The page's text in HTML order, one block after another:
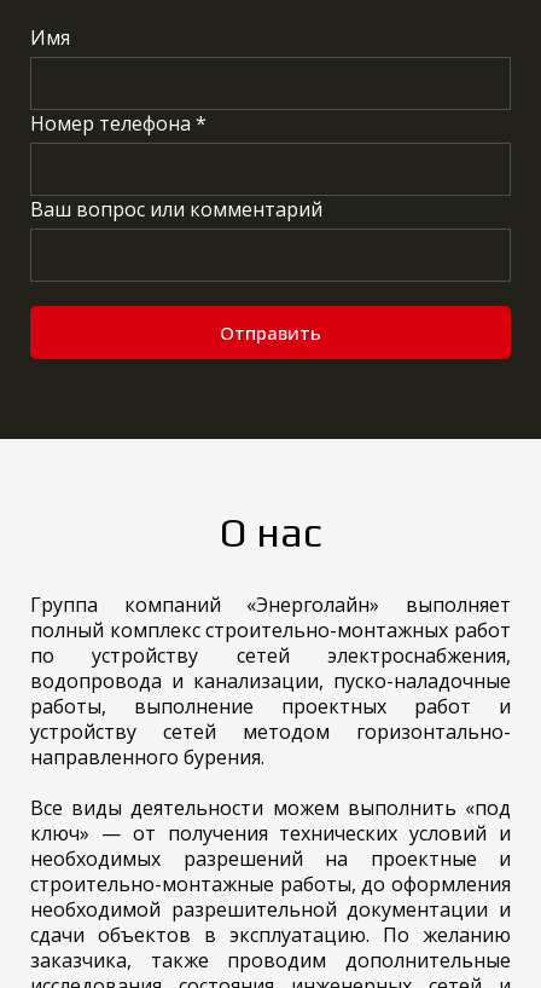
Имя
Номер телефона *
Ваш вопрос или комментарий
Отправить
О нас
Группа компаний «Энерголайн» выполняет
полный комплекс строительно-монтажных работ
по устройству сетей электроснабжения,
водопровода и канализации, пуско-наладочные
работы, выполнение проектных работ и
устройству сетей методом горизонтально-
направленного бурения.
Все виды деятельности можем выполнить «под
ключ» — от получения технических условий и
необходимых разрешений на проектные и
строительно-монтажные работы, до оформления
необходимой разрешительной документации и
сдачи объектов в эксплуатацию. По желанию
заказчика, также проводим дополнительные